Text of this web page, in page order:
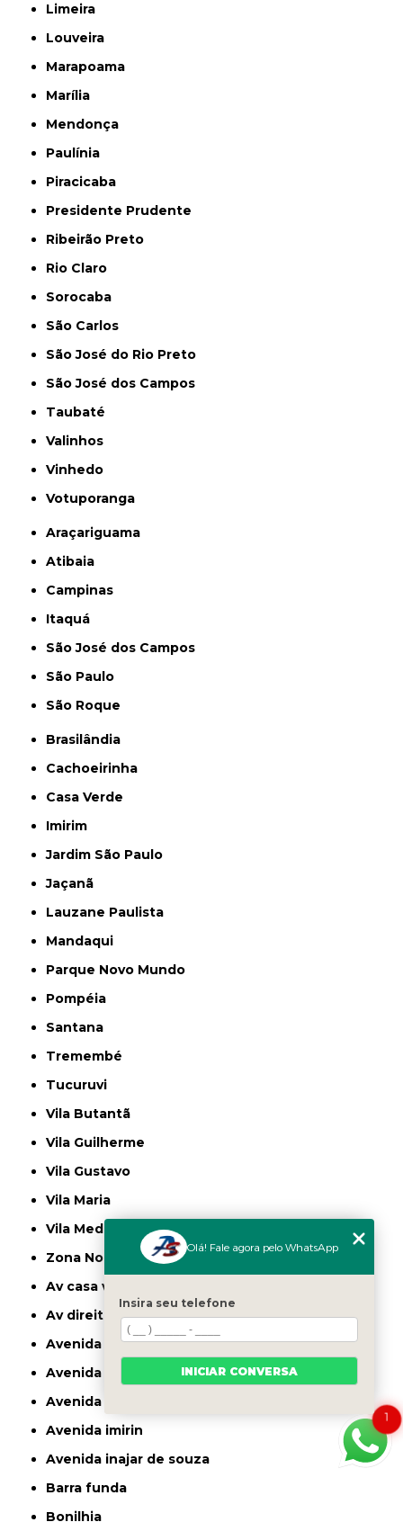
Limeira
Louveira
Marapoama
Marília
Mendonça
Paulínia
Piracicaba
Presidente Prudente
Ribeirão Preto
Rio Claro
Sorocaba
São Carlos
São José do Rio Preto
São José dos Campos
Taubaté
Valinhos
Vinhedo
Votuporanga
Araçariguama
Atibaia
Campinas
Itaquá
São José dos Campos
São Paulo
São Roque
Brasilândia
Cachoeirinha
Casa Verde
Imirim
Jardim São Paulo
Jaçanã
Lauzane Paulista
Mandaqui
Parque Novo Mundo
Pompéia
Santana
Tremembé
Tucuruvi
Vila Butantã
Vila Guilherme
Vila Gustavo
Vila Maria
Vila Medeiros
Zona Norte
av casa verde
av direitos humanos
avenida casa verde
avenida deputado emilio carlos
avenida engenheiro caetano alvares
avenida imirin
avenida inajar de souza
barra funda
bonilhia
1
Olá! Fale agora pelo WhatsApp
Insira seu telefone
INICIAR CONVERSA